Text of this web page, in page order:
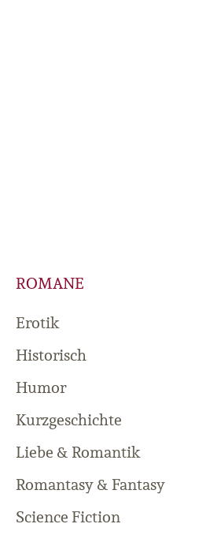
ROMANE
Erotik
Historisch
Humor
Kurzgeschichte
Liebe & Romantik
Romantasy & Fantasy
Science Fiction